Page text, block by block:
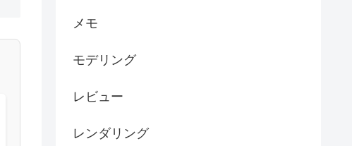
メモ
モデリング
レビュー
レンダリング